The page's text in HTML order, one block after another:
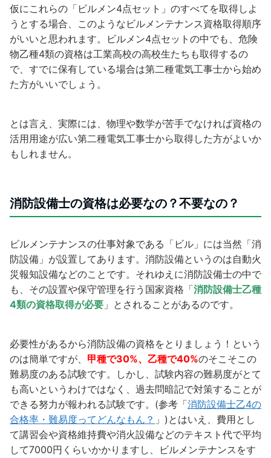
仮にこれらの「ビルメン4点セット」のすべてを取得しよ
うとする場合、このようなビルメンテナンス資格取得順序
がいいと思われます。ビルメン4点セットの中でも、危険
物乙種4類の資格は工業高校の高校生たちも取得するの
で、すでに保有している場合は第二種電気工事士から始め
た方がいいでしょう。
とは言え、実際には、物理や数学が苦手でなければ資格の
活用用途が広い第二種電気工事士から取得した方がよいか
もしれません。
消防設備士の資格は必要なの？不要なの？
ビルメンテナンスの仕事対象である「ビル」には当然「消
防設備」が設置してあります。消防設備というのは自動火
災報知設備などのことです。それゆえに消防設備士の中で
も、その設置や保守管理を行う国家資格「消防設備士乙種
4類の資格取得が必要 」 とされることがあるのです。
必要性があるから消防設備の資格をとりましょう！という
のは簡単ですが、 甲種で30%、乙種で40%のそこそこの
難易度のある試験です。しかし、試験内容の難易度がとて
も高いというわけではなく、過去問暗記で対策することが
できる努力が報われる試験です。(参考「消防設備士乙4の
合格率・難易度ってどんなもん？ 」)とはいえ、費用とし
て講習会や資格維持費や消火設備などのテキスト代で平均
して7000円くらいかかりますし、ビルメンテナンスをす